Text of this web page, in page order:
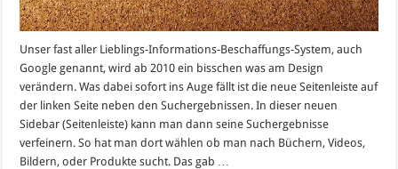
Unser fast aller Lieblings-Informations-Beschaffungs-System, auch
Google genannt, wird ab 2010 ein bisschen was am Design
verändern. Was dabei sofort ins Auge fällt ist die neue Seitenleiste auf
der linken Seite neben den Suchergebnissen. In dieser neuen
Sidebar (Seitenleiste) kann man dann seine Suchergebnisse
verfeinern. So hat man dort wählen ob man nach Büchern, Videos,
Bildern, oder Produkte sucht. Das gab …